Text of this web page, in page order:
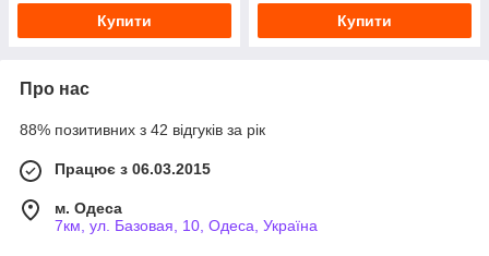
Купити Купити
Про нас
88% позитивних з 42 відгуків за рік
Працює з 06.03.2015
м. Одеса
7км, ул. Базовая, 10, Одеса, Україна